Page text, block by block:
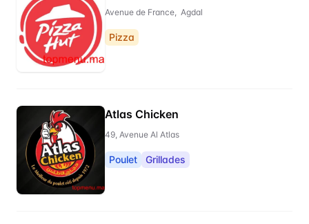
Avenue de France, Agdal
Pizza
Atlas Chicken
49, Avenue Al Atlas
Poulet Grillades